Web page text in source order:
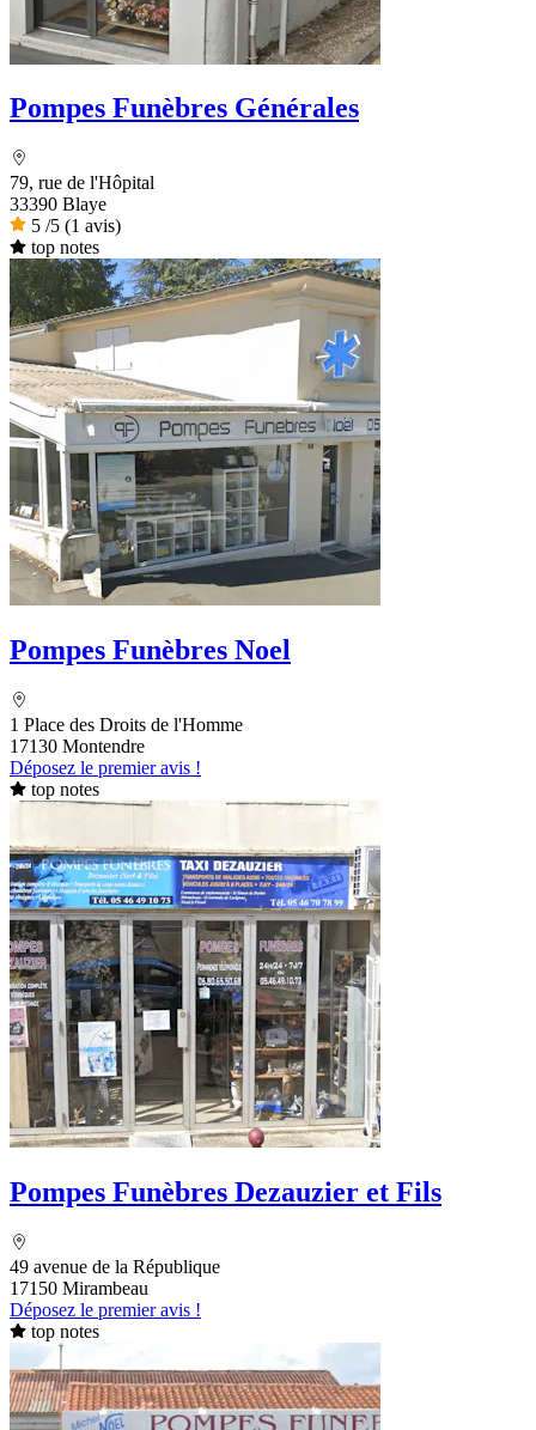
Pompes Funèbres Générales
79, rue de l'Hôpital
33390 Blaye
5 /5 (1 avis)
top notes
Pompes Funèbres Noel
1 Place des Droits de l'Homme
17130 Montendre
Déposez le premier avis !
top notes
Pompes Funèbres Dezauzier et Fils
49 avenue de la République
17150 Mirambeau
Déposez le premier avis !
top notes